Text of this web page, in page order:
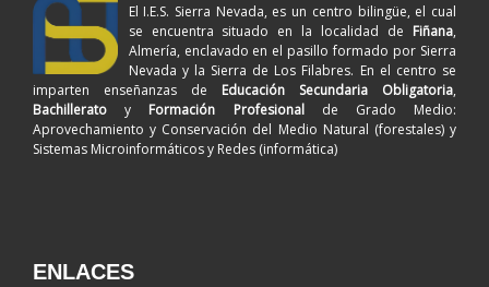
El I.E.S. Sierra Nevada, es un centro bilingüe, el cual
se encuentra situado en la localidad de Fiñana,
Almería, enclavado en el pasillo formado por Sierra
Nevada y la Sierra de Los Filabres. En el centro se
imparten enseñanzas de Educación Secundaria Obligatoria,
Bachillerato y Formación Profesionalde Grado Medio:
Aprovechamiento y Conservación del Medio Natural (forestales) y
Sistemas Microinformáticos y Redes (informática)
ENLACES